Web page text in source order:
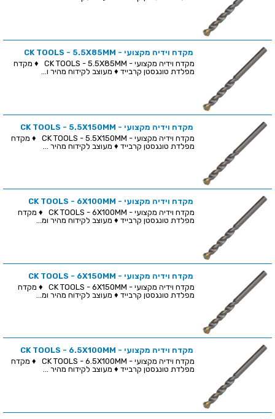
מקדח וידיה מקצועי - CK TOOLS - 5.5X85MM
מקדח וידיה מקצועי - CK TOOLS - 5.5X85MM ♦ מקדח
מפלדת טונגסטן קרבייד ♦ מעוצב לקידוח מהיר ו...
מקדח וידיה מקצועי - CK TOOLS - 5.5X150MM
מקדח וידיה מקצועי - CK TOOLS - 5.5X150MM ♦ מקדח
מפלדת טונגסטן קרבייד ♦ מעוצב לקידוח מהיר ...
מקדח וידיה מקצועי - CK TOOLS - 6X100MM
מקדח וידיה מקצועי - CK TOOLS - 6X100MM ♦ מקדח
מפלדת טונגסטן קרבייד ♦ מעוצב לקידוח מהיר ומ...
מקדח וידיה מקצועי - CK TOOLS - 6X150MM
מקדח וידיה מקצועי - CK TOOLS - 6X150MM ♦ מקדח
מפלדת טונגסטן קרבייד ♦ מעוצב לקידוח מהיר ומ...
מקדח וידיה מקצועי - CK TOOLS - 6.5X100MM
מקדח וידיה מקצועי - CK TOOLS - 6.5X100MM ♦ מקדח
מפלדת טונגסטן קרבייד ♦ מעוצב לקידוח מהיר ...